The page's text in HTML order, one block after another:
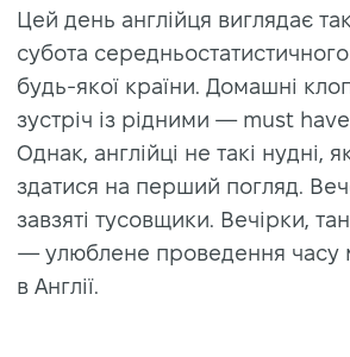
Цей день англійця виглядає
субота
будь-якої країни. Домашні
зустріч із рідними — must have
Однак, англійці не такі нудні,
здатися на перший погляд.
завзяті тусовщики. Вечірки,
— улюблене проведення часу
в Англії.